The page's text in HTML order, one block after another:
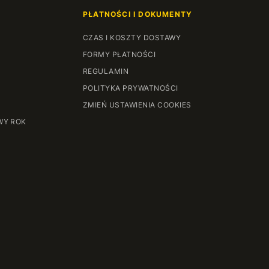
126 cm
ROK
PŁATNOŚCI I DOKUMENTY
CZAS I KOSZTY DOSTAWY
FORMY PŁATNOŚCI
REGULAMIN
POLITYKA PRYWATNOŚCI
ZMIEŃ USTAWIENIA COOKIES